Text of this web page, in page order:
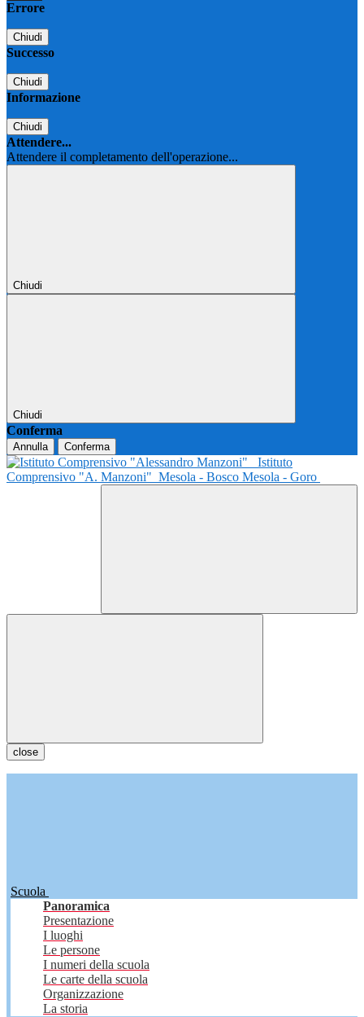
Errore
Chiudi
Successo
Chiudi
Informazione
Chiudi
Attendere...
Attendere il completamento dell'operazione...
Chiudi
Chiudi
Conferma
Annulla Conferma
Istituto
Comprensivo "A. Manzoni" Mesola - Bosco Mesola - Goro
close
Scuola
Panoramica
Presentazione
I luoghi
Le persone
I numeri della scuola
Le carte della scuola
Organizzazione
La storia